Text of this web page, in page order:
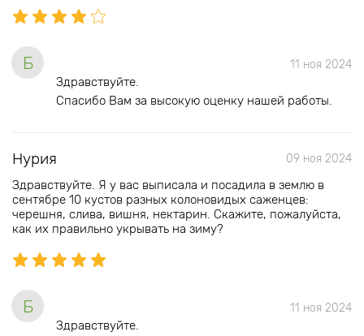
Б 11 ноя 2024
Здравствуйте.
Спасибо Вам за высокую оценку нашей работы.
Нурия 09 ноя 2024
Здравствуйте. Я у вас выписала и посадила в землю в
сентябре 10 кустов разных колоновидых саженцев:
черешня, слива, вишня, нектарин. Скажите, пожалуйста,
как их правильно укрывать на зиму?
Б 11 ноя 2024
Здравствуйте.